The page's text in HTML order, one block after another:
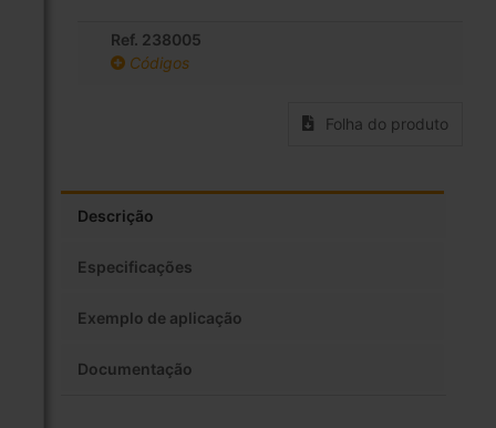
Ref. 238005
Códigos
Folha do produto
Descrição
Especificações
Exemplo de aplicação
Documentação